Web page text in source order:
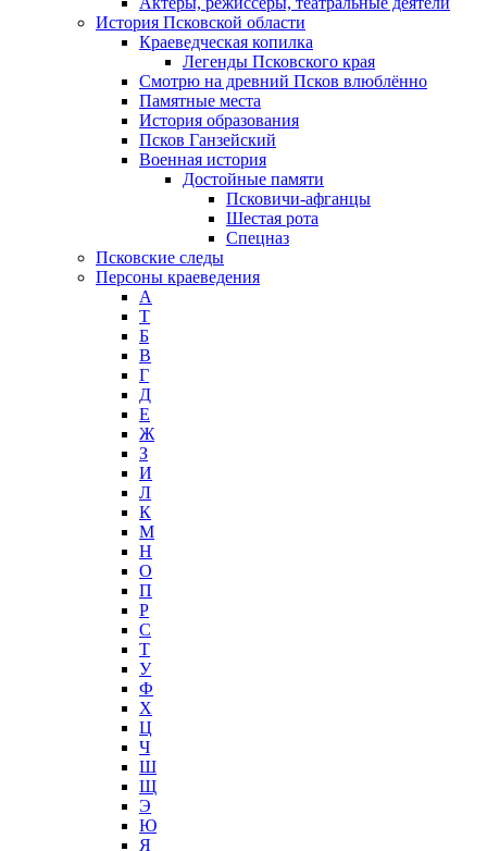
История Псковской области
Краеведческая копилка
Легенды Псковского края
Смотрю на древний Псков влюблённо
Памятные места
История образования
Псков Ганзейский
Военная история
Достойные памяти
Псковичи-афганцы
Шестая рота
Спецназ
Псковские следы
Персоны краеведения
А
T
Б
В
Г
Д
Е
Ж
З
И
Л
К
М
Н
О
П
Р
С
Т
У
Ф
Х
Ц
Ч
Ш
Щ
Э
Ю
Я